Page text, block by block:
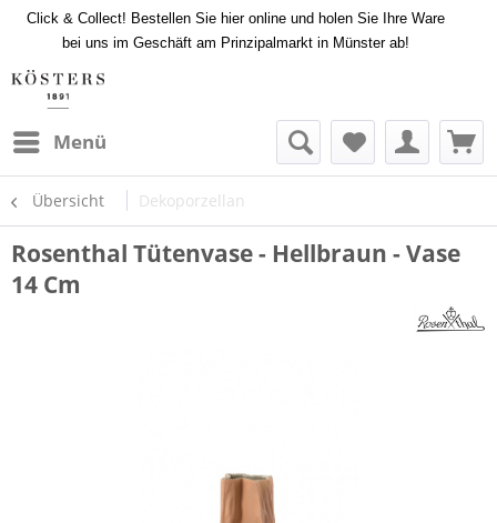
Click & Collect! Bestellen Sie hier online und holen Sie Ihre Ware
bei uns im Geschäft am Prinzipalmarkt in Münster ab!
Menü
Übersicht Dekoporzellan
Rosenthal Tütenvase - Hellbraun - Vase
14 Cm